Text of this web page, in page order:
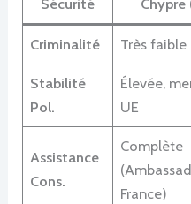
Sécurité
Chypre
Criminalité Très faible
Stabilité
Pol.
Élevée,
UE
Assistance
Cons.
Complète
France)